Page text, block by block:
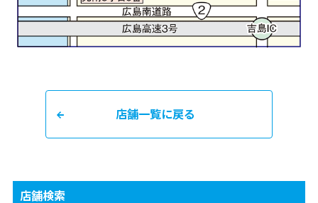
店舗一覧に戻る
店舗検索